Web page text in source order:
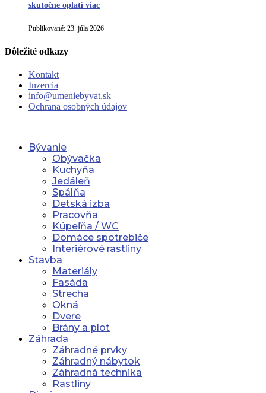
skutočne oplatí viac
Publikované: 23. júla 2026
Dôležité odkazy
Kontakt
Inzercia
info@umeniebyvat.sk
Ochrana osobných údajov
Bývanie
Obývačka
Kuchyňa
Jedáleň
Spálňa
Detská izba
Pracovňa
Kúpeľňa / WC
Domáce spotrebiče
Interiérové rastliny
Stavba
Materiály
Fasáda
Strecha
Okná
Dvere
Brány a plot
Záhrada
Záhradné prvky
Záhradný nábytok
Záhradná technika
Rastliny